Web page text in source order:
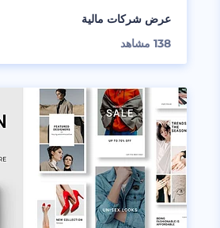
عرض شركات مالية
138 مشاهد